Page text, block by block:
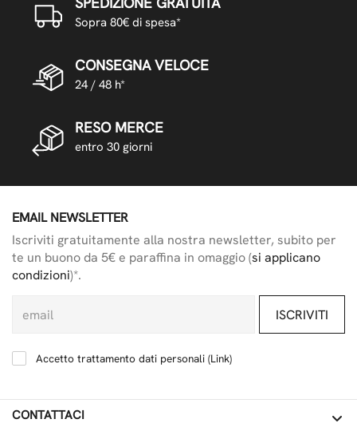
Sopra 80€ di spesa*
CONSEGNA VELOCE
24 / 48 h*
RESO MERCE
entro 30 giorni
EMAIL NEWSLETTER
Iscriviti gratuitamente alla nostra newsletter, subito per
te un buono da 5€ e paraffina in omaggio (si applicano
condizioni)*.
ISCRIVITI
Accetto trattamento dati personali (Link)
CONTATTACI